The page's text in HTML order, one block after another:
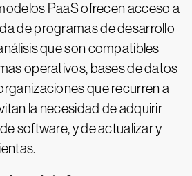
PaaS ofrecen acceso a
de programas de desarrollo
que son compatibles
operativos, bases de datos
que recurren a
la necesidad de adquirir
software, y de actualizar y